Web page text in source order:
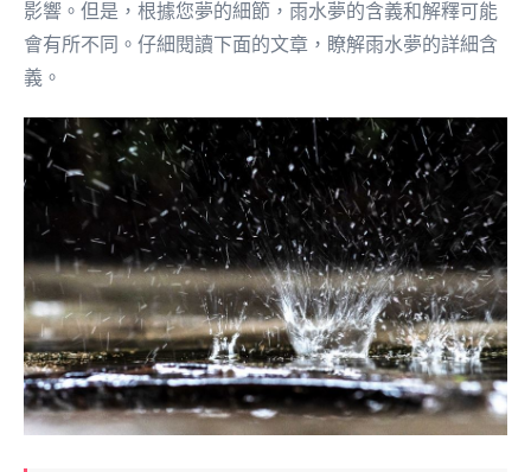
影響。但是，根據您夢的細節，雨水夢的含義和解釋可能
會有所不同。仔細閱讀下面的文章，瞭解雨水夢的詳細含
義。